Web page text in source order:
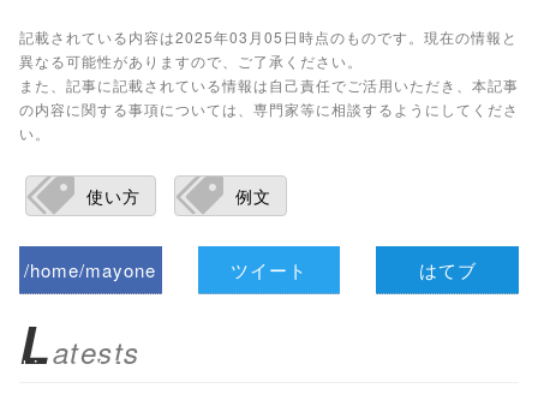
記載されている内容は2025年03月05日時点のものです。現在の情報と
異なる可能性がありますので、ご了承ください。
また、記事に記載されている情報は自己責任でご活用いただき、本記事
の内容に関する事項については、専門家等に相談するようにしてくださ
い。
使い方 例文
/home/mayone
biz.jp/public_ht
ツイート はてブ
Latests